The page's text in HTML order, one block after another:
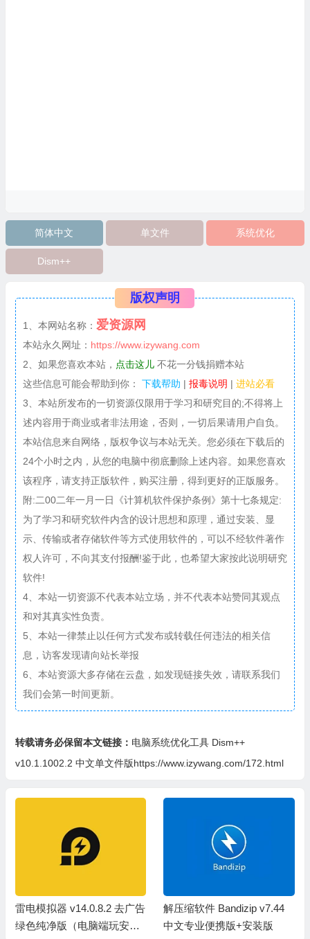
简体中文 单文件 系统优化
Dism++
版权声明
1、本网站名称： 爱资源网
本站永久网址： https://www.izywang.com
2、如果您喜欢本站， 点击这儿不花一分钱捐赠本站
这些信息可能会帮助到你：
下载帮助 | 报毒说明 | 进站必看
3、本站所发布的一切资源仅限用于学习和研究目的;不得将上
述内容用于商业或者非法用途，否则，一切后果请用户自负。
本站信息来自网络，版权争议与本站无关。您必须在下载后的
24个小时之内，从您的电脑中彻底删除上述内容。如果您喜欢
该程序，请支持正版软件，购买注册，得到更好的正版服务。
附:二00二年一月一日《计算机软件保护条例》第十七条规定:
为了学习和研究软件内含的设计思想和原理，通过安装、显
示、传输或者存储软件等方式使用软件的，可以不经软件著作
权人许可，不向其支付报酬!鉴于此，也希望大家按此说明研究
软件!
4、本站一切资源不代表本站立场，并不代表本站赞同其观点
和对其真实性负责。
5、本站一律禁止以任何方式发布或转载任何违法的相关信
息，访客发现请向站长举报
6、本站资源大多存储在云盘，如发现链接失效，请联系我们
我们会第一时间更新。
转载请务必保留本文链接： 电脑系统优化工具 Dism++
v10.1.1002.2 中文单文件版https://www.izywang.com/172.html
雷电模拟器 v14.0.8.2 去广告
绿色纯净版（电脑端玩安卓
解压缩软件 Bandizip v7.44
中文专业便携版+安装版